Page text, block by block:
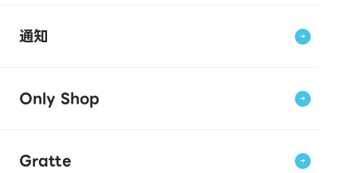
通知
Only Shop
Gratte